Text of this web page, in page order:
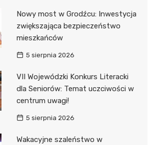
Nowy most w Grodźcu: Inwestycja
zwiększająca bezpieczeństwo
mieszkańców
5 sierpnia 2026
VII Wojewódzki Konkurs Literacki
dla Seniorów: Temat uczciwości w
centrum uwagi!
5 sierpnia 2026
Wakacyjne szaleństwo w